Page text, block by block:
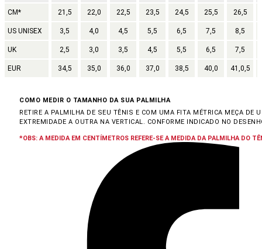
CM* 21,5 22,0 22,5 23,5 24,5 25,5 26,5
US UNISEX 3,5 4,0 4,5 5,5 6,5 7,5 8,5
UK 2,5 3,0 3,5 4,5 5,5 6,5 7,5
EUR 34,5 35,0 36,0 37,0 38,5 40,0 41,0,5
COMO MEDIR O TAMANHO DA SUA PALMILHA
RETIRE A PALMILHA DE SEU TÊNIS E COM UMA FITA MÉTRICA MEÇA DE
EXTREMIDADE A OUTRA NA VERTICAL. CONFORME INDICADO NO
*OBS: A MEDIDA EM CENTÍMETROS REFERE-SE A MEDIDA DA PALMILHA DO